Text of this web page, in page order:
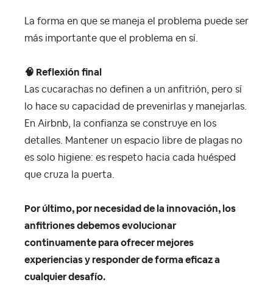
La forma en que se maneja el problema puede ser
más importante que el problema en sí.
🧠 Reflexión final
Las cucarachas no definen a un anfitrión, pero sí
lo hace su capacidad de prevenirlas y manejarlas.
En Airbnb, la confianza se construye en los
detalles. Mantener un espacio libre de plagas no
es solo higiene: es respeto hacia cada huésped
que cruza la puerta.
Por último, por necesidad de la innovación, los
anfitriones debemos evolucionar
continuamente para ofrecer mejores
experiencias y responder de forma eficaz a
cualquier desafío.